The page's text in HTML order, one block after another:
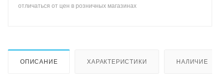
отличаться от цен в розничных магазинах
ОПИСАНИЕ ХАРАКТЕРИСТИКИ НАЛИЧИЕ